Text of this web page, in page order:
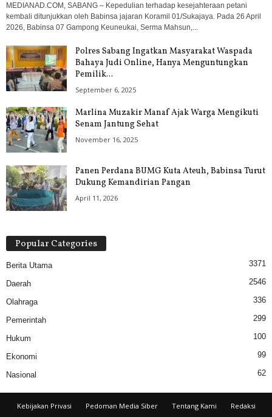
MEDIANAD.COM, SABANG – Kepedulian terhadap kesejahteraan petani
kembali ditunjukkan oleh Babinsa jajaran Koramil 01/Sukajaya. Pada 26 April
2026, Babinsa 07 Gampong Keuneukai, Serma Mahsun,...
Polres Sabang Ingatkan Masyarakat Waspada
Bahaya Judi Online, Hanya Menguntungkan
Pemilik...
September 6, 2025
Marlina Muzakir Manaf Ajak Warga Mengikuti
Senam Jantung Sehat
November 16, 2025
Panen Perdana BUMG Kuta Ateuh, Babinsa Turut
Dukung Kemandirian Pangan
April 11, 2026
Popular Categories
Berita Utama 3371
Daerah 2546
Olahraga 336
Pemerintah 299
Hukum 100
Ekonomi 99
Nasional 62
Kebijakan Privasi Pedoman Media Siber Tentang Kami
Redaksi